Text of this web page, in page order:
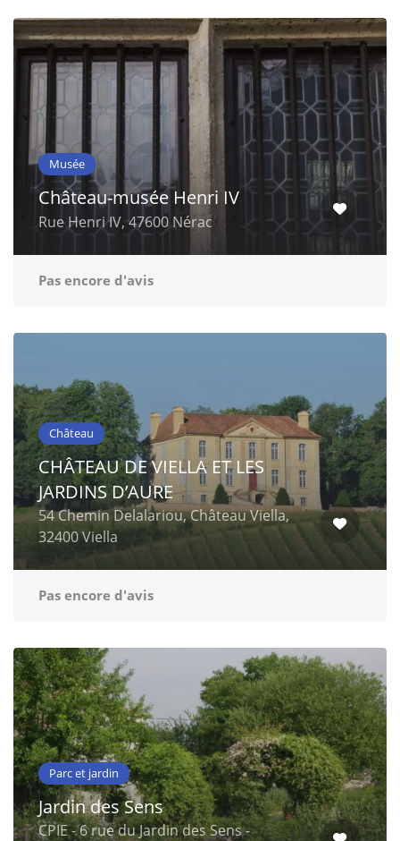
Musée
Château-musée Henri IV
Rue Henri IV, 47600 Nérac
Pas encore d'avis
Château
CHÂTEAU DE VIELLA ET LES
JARDINS D’AURE
54 Chemin Delalariou, Château Viella,
32400 Viella
Pas encore d'avis
Parc et jardin
Jardin des Sens
CPIE - 6 rue du Jardin des Sens -